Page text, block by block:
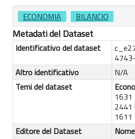
ECONOMIA BILANCIO
Metadati del Dataset
Identificativo del dataset
Altro identificativo
N/A
Temi del dataset
1631
2441
1611
Editore del Dataset